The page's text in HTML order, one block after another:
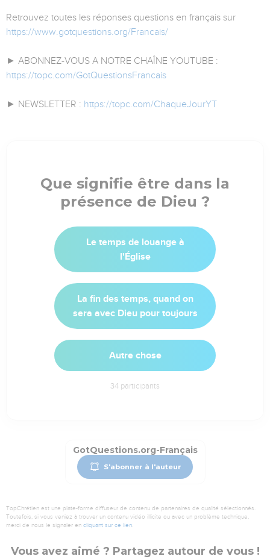
Retrouvez toutes les réponses questions en français sur
https://www.gotquestions.org/Francais/
► ABONNEZ-VOUS A NOTRE CHAÎNE YOUTUBE :
https://topc.com/GotQuestionsFrancais
► NEWSLETTER : https://topc.com/ChaqueJourYT
Que signifie être dans la
présence de Dieu ?
Le temps de louange à
l'Église
La fin des temps, quand on
sera avec Dieu pour toujours
Autre chose
34 participants
GotQuestions.org-Français
S'abonner à l'auteur
TopChrétien est une plate-forme diffuseur de contenu de partenaires de qualité sélectionnés.
Toutefois, si vous veniez à trouver un contenu vidéo illicite ou avec un problème technique,
merci de nous le signaler en cliquant sur ce lien.
Vous avez aimé ? Partagez autour de vous !